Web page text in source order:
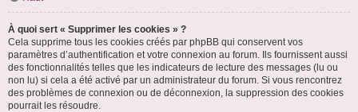
À quoi sert « Supprimer les cookies » ?
Cela supprime tous les cookies créés par phpBB qui conservent vos
paramètres d’authentification et votre connexion au forum. Ils fournissent aussi
des fonctionnalités telles que les indicateurs de lecture des messages (lu ou
non lu) si cela a été activé par un administrateur du forum. Si vous rencontrez
des problèmes de connexion ou de déconnexion, la suppression des cookies
pourrait les résoudre.